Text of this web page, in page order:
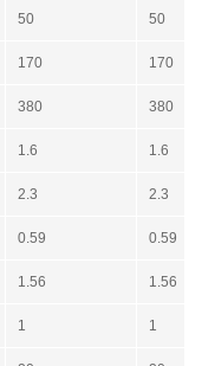
50 50
170 170
380 380
1.6 1.6
2.3 2.3
0.59 0.59
1.56 1.56
1 1